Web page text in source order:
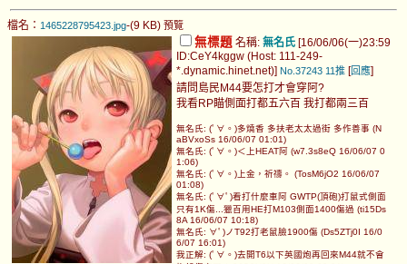
檔名： 1465228795423.jpg-(9 KB) 預覽
無標題 名稱: 無名氏 [16/06/06(一)23:59
ID:CeY4kggw (Host: 111-249-
*.dynamic.hinet.net)] No.37243 11推 [回應]
請問島民M44要怎打才會穿阿?
我看RP瞄側面打都五六百 我打都兩三百
無名氏: (ﾟ∀。)多燒香 多扶老太太過街 多作善事 (N
aBVxoSs 16/06/07 01:01)
無名氏: (ﾟ∀。)＜上HEAT阿 (w7.3s8eQ 16/06/07 0
1:06)
無名氏: (ﾟ∀。)上金，祈禱。 (TosM6jO2 16/06/07
01:08)
無名氏: (ﾟ∀ﾟ)看打什麼車阿 GWTP(頂砲)打鼠式側面
只有1K傷...獵百用HE打M103側面1400傷過 (ti15Ds
8A 16/06/07 10:18)
無名氏: ∀ﾟ)ノT92打老鼠臉1900傷 (Ds5ZTj0I 16/0
6/07 16:01)
我正解: (ﾟ∀。)去開T6以下英國炮再回來M44就不會